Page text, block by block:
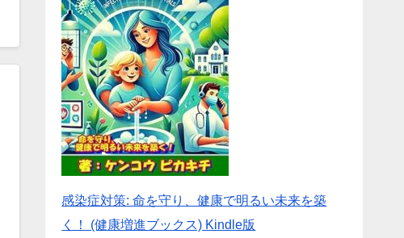
感染症対策: 命を守り、健康で明るい未来を築
く！ (健康増進ブックス) Kindle版